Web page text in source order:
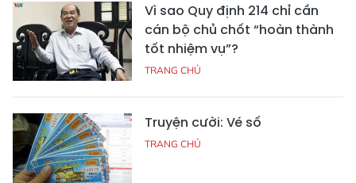
Vì sao Quy định 214 chỉ cần
cán bộ chủ chốt “hoàn thành
tốt nhiệm vụ”?
TRANG CHỦ
Truyện cười: Vé số
TRANG CHỦ